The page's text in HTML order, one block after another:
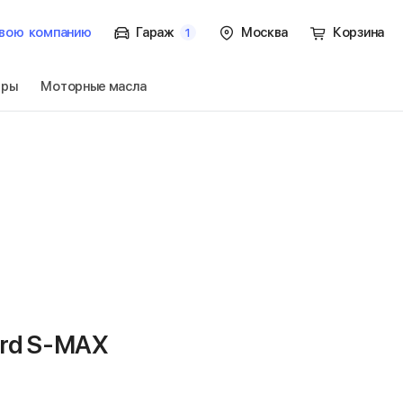
компанию Гараж 1 Москва Корзина
Моторные масла
S-MAX